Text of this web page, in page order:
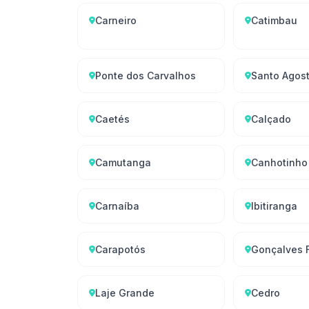
Carneiro Catimbau
Ponte dos Carvalhos Santo
Caetés Calçado
Camutanga Canhotinho
Carnaíba Ibitiranga
Carapotós Gonçalves
Laje Grande Cedro